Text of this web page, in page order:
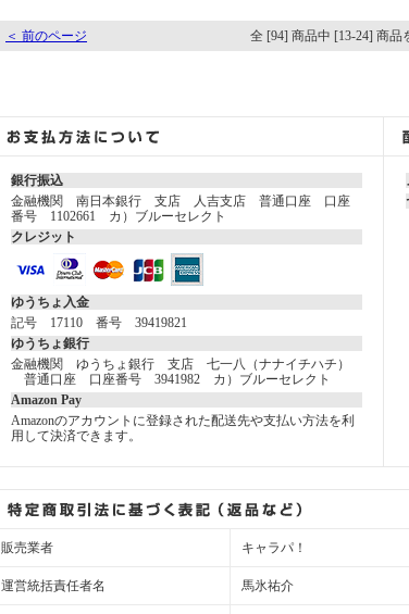
＜ 前のページ 全 [94] 商品中 [13-24] 商品
銀行振込
金融機関 南日本銀行 支店 人吉支店 普通口座 口座
番号 1102661 カ）ブルーセレクト
クレジット
ゆうちょ入金
記号 17110 番号 39419821
ゆうちょ銀行
金融機関 ゆうちょ銀行 支店 七一八（ナナイチハチ）
普通口座 口座番号 3941982 カ）ブルーセレクト
Amazon Pay
Amazonのアカウントに登録された配送先や支払い方法を利
用して決済できます。
販売業者 キャラパ！
運営統括責任者名 馬氷祐介